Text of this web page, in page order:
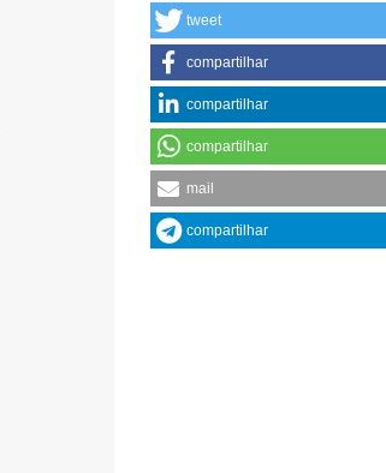
tweet
compartilhar
compartilhar
compartilhar
mail
compartilhar